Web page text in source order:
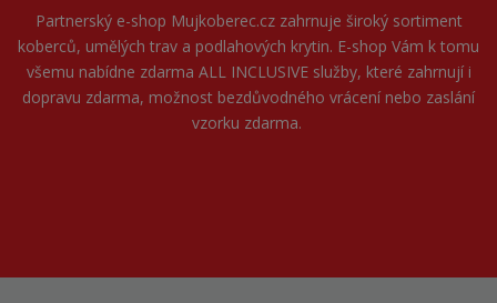
Partnerský e-shop Mujkoberec.czzahrnuje široký sortiment
koberců, umělých trav a podlahových krytin. E-shop Vám k tomu
všemu nabídne zdarma ALL INCLUSIVE služby, které zahrnují i
dopravu zdarma, možnost bezdůvodného vrácení nebo zaslání
vzorku zdarma.